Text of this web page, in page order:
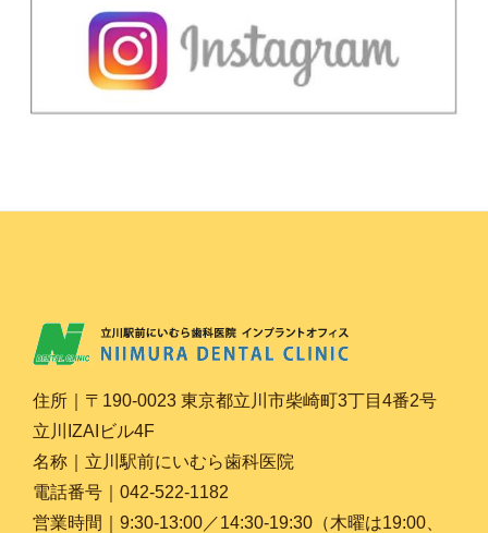
住所｜〒190-0023 東京都立川市柴崎町3丁目4番2号
立川IZAIビル4F
名称｜立川駅前にいむら歯科医院
電話番号｜042-522-1182
営業時間｜9:30-13:00／14:30-19:30（木曜は19:00、